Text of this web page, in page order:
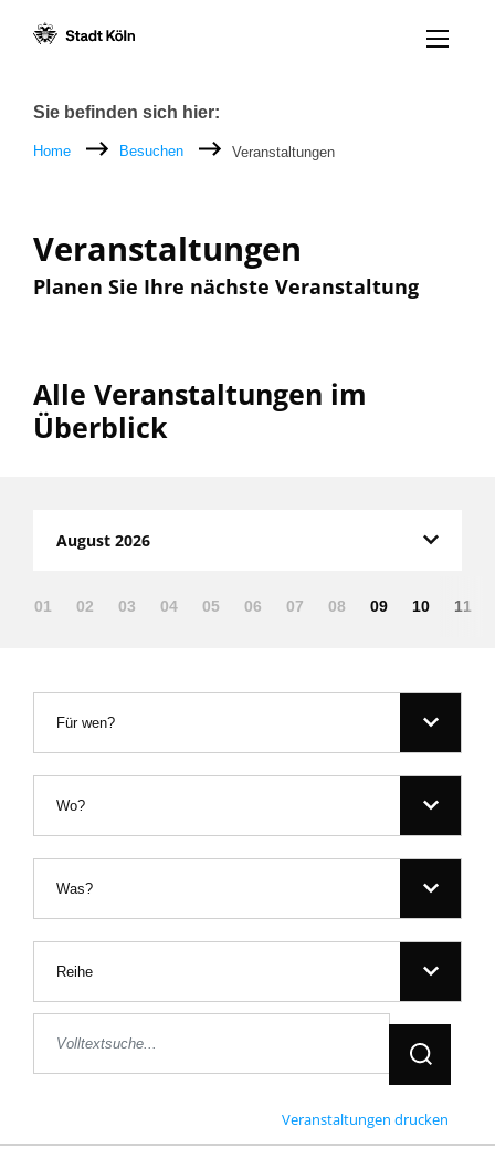
Menü
Breadcrumb
Sie befinden sich hier:
Home Besuchen Veranstaltungen
Veranstaltungen
Planen Sie Ihre nächste Veranstaltung
Alle Veranstaltungen im
Überblick
August 2026
01 02 03 04 05 06 07 08 09 10 11
Für wen?
Wo?
Was?
Reihe
Jetzt
Veranstaltungen drucken